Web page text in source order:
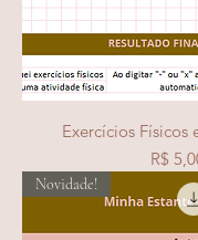
Exercícios Físicos
Preço
R$
Novidade!